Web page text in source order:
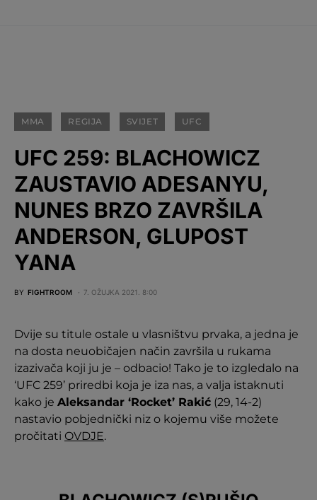
MMA REGIJA SVIJET UFC
UFC 259: BLACHOWICZ
ZAUSTAVIO ADESANYU,
NUNES BRZO ZAVRŠILA
ANDERSON, GLUPOST
YANA
BY FIGHTROOM 7. OŽUJKA 2021. 8:00
Dvije su titule ostale u vlasništvu prvaka, a jedna je
na dosta neuobičajen način završila u rukama
izazivača koji ju je – odbacio! Tako je to izgledalo na
‘UFC 259’ priredbi koja je iza nas, a valja istaknuti
kako je Aleksandar ‘Rocket’ Rakić (29, 14-2)
nastavio pobjednički niz o kojemu više možete
pročitati OVDJE.